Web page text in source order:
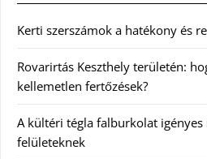
Kerti szerszámok a hatékony és
Rovarirtás Keszthely területén:
kellemetlen fertőzések?
A kültéri tégla falburkolat
felületeknek